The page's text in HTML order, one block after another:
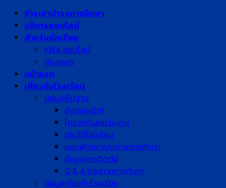
ชำระค่าบำรุงการศึกษา
บริการออนไลน์
สำหรับนักเรียน
KMA ออนไลน์
ห้องสมุด
หน้าแรก
เกี่ยวกับโรงเรียน
ข้อมูลพื้นฐาน
อำนาจหน้าที่
โครงสร้างหน่วยงาน
ประวัติโรงเรียน
แผนพัฒนาคุณภาพการศึกษา
ข้อมูลการติดต่อ
Q & A ช่องทางการค้นหา
ข้อมูลเกี่ยวกับโรงเรียน